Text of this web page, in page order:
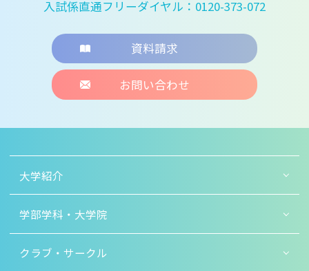
入試係直通フリーダイヤル：0120-373-072
資料請求
お問い合わせ
大学紹介
学部学科・大学院
クラブ・サークル